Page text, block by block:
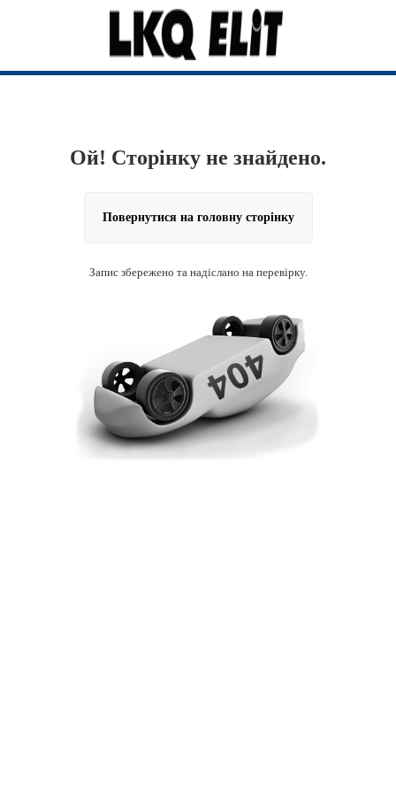
Ой! Сторінку не знайдено.
Повернутися на головну сторінку
Запис збережено та надіслано на перевірку.